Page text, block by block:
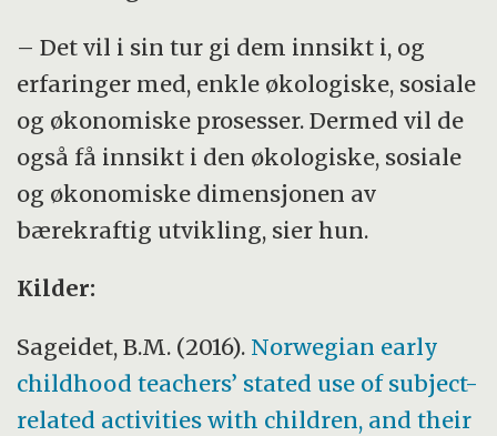
– Det vil i sin tur gi dem innsikt i, og
erfaringer med, enkle økologiske, sosiale
og økonomiske prosesser. Dermed vil de
også få innsikt i den økologiske, sosiale
og økonomiske dimensjonen av
bærekraftig utvikling, sier hun.
Kilder:
Sageidet, B.M. (2016). Norwegian early
childhood teachers’ stated use of subject-
related activities with children, and their